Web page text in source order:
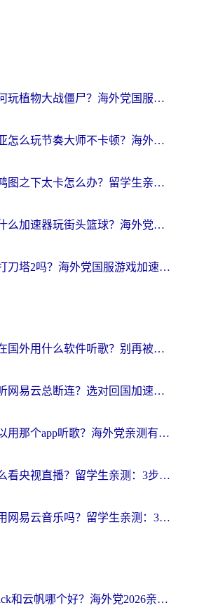
欧洲如何玩植物大战僵尸？海外党国服游戏加速避坑指南（附实测对比）
澳大利亚怎么玩节奏大师不卡顿？海外党国服游戏加速终极指南
国外打鸿图之下太卡怎么办？留学生亲测有效的国服游戏加速方案
日本用什么加速器玩街头篮球？海外党国服游戏不卡顿的终极攻略
外国人打刀塔2吗？海外党国服游戏加速避坑全攻略
中国人在国外用什么软件听歌？别再被地域限制卡脖子，这篇教你轻松解锁国内音乐库
在海外听网易云总断连？选对回国加速器，告别地区限制和卡顿
国外可以用那个app听歌？海外党亲测有效的回国加速方案，轻松听国内音乐听书
海外怎么看央视直播？留学生亲测：3步解决版权限制+追剧自由
国外能用网易云音乐吗？留学生亲测：3步解决海外听歌难题
Quickback和云帆哪个好？海外党2026亲测指南：选对加速器大陆工具，无缝刷国内剧玩国服